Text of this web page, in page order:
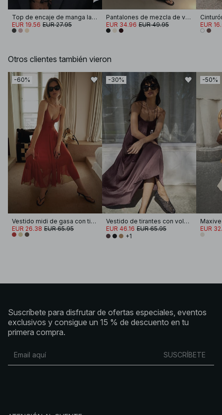
Top de encaje de manga larga
EUR 19.56 EUR 27.95
Pantalones de mezcla de viscosa anchos y de talle medio
EUR 34.96 EUR 49.95
EUR
Otros clientes también vieron
-60%
Vestido midi de gasa con tirantes
EUR 26.38 EUR 65.95
-30%
Vestido de tirantes con volúmenes fruncidos
EUR 46.16 EUR 65.95
+1
-50%
EUR
Suscríbete para disfrutar de ofertas especiales, eventos
exclusivos y consigue un 15 % de descuento en tu
primera compra.
SUSCRÍBETE